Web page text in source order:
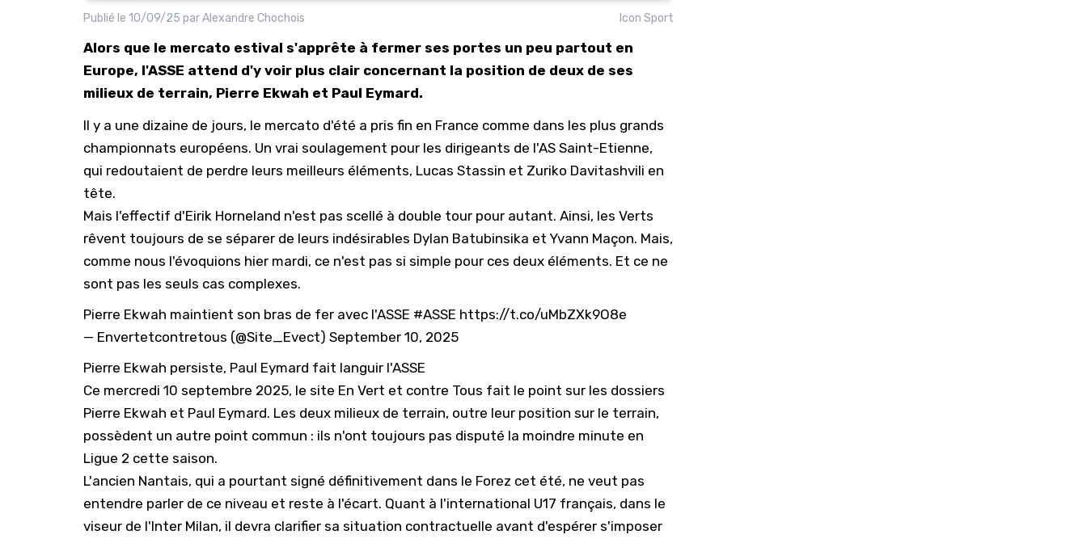
Publié le 10/09/25 parAlexandre Chochois Icon Sport
Alors que le mercato estival s'apprête à fermer ses portes un peu partout en
Europe, l'ASSE attend d'y voir plus clair concernant la position de deux de ses
milieux de terrain, Pierre Ekwah et Paul Eymard.
Il y a une dizaine de jours, le mercato d'été a pris fin en France comme dans les plus grands
championnats européens. Un vrai soulagement pour les dirigeants de l'AS Saint-Etienne,
qui redoutaient de perdre leurs meilleurs éléments, Lucas Stassin et Zuriko Davitashvili en
tête.
Mais l'effectif d'Eirik Horneland n'est pas scellé à double tour pour autant. Ainsi, les Verts
rêvent toujours de se séparer de leurs indésirables Dylan Batubinsika et Yvann Maçon. Mais,
comme nous l'évoquions hier mardi, ce n'est pas si simple pour ces deux éléments. Et ce ne
sont pas les seuls cas complexes.
Pierre Ekwah maintient son bras de fer avec l'ASSE #ASSE https://t.co/uMbZXk9O8e
— Envertetcontretous (@Site_Evect) September 10, 2025
Pierre Ekwah persiste, Paul Eymard fait languir l'ASSE
Ce mercredi 10 septembre 2025, le site En Vert et contre Tous fait le point sur les dossiers
Pierre Ekwah et Paul Eymard. Les deux milieux de terrain, outre leur position sur le terrain,
possèdent un autre point commun : ils n'ont toujours pas disputé la moindre minute en
Ligue 2 cette saison.
L'ancien Nantais, qui a pourtant signé définitivement dans le Forez cet été, ne veut pas
entendre parler de ce niveau et reste à l'écart. Quant à l'international U17 français, dans le
viseur de l'Inter Milan, il devra clarifier sa situation contractuelle avant d'espérer s'imposer